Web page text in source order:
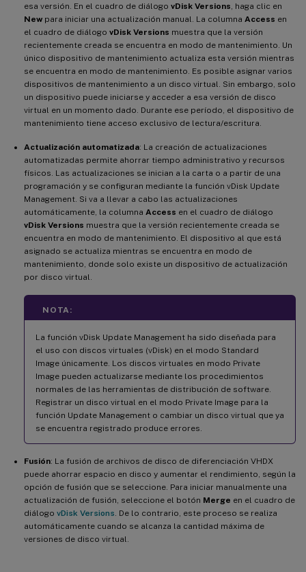
esa versión. En el cuadro de diálogo vDisk Versions , haga clic en
New para iniciar una actualización manual. La columna Access en
el cuadro de diálogo vDisk Versions muestra que la versión
recientemente creada se encuentra en modo de mantenimiento. Un
único dispositivo de mantenimiento actualiza esta versión mientras
se encuentra en modo de mantenimiento. Es posible asignar varios
dispositivos de mantenimiento a un disco virtual. Sin embargo, solo
un dispositivo puede iniciarse y acceder a esa versión de disco
virtual en un momento dado. Durante ese período, el dispositivo de
mantenimiento tiene acceso exclusivo de lectura/escritura.
Actualización automatizada: La creación de actualizaciones
automatizadas permite ahorrar tiempo administrativo y recursos
físicos. Las actualizaciones se inician a la carta o a partir de una
programación y se configuran mediante la función vDisk Update
Management. Si va a llevar a cabo las actualizaciones
automáticamente, la columna Access en el cuadro de diálogo
vDisk Versions muestra que la versión recientemente creada se
encuentra en modo de mantenimiento. El dispositivo al que está
asignado se actualiza mientras se encuentra en modo de
mantenimiento, donde solo existe un dispositivo de actualización
por disco virtual.
NOTA:
La función vDisk Update Management ha sido diseñada para
el uso con discos virtuales (vDisk) en el modo Standard
Image únicamente. Los discos virtuales en modo Private
Image pueden actualizarse mediante los procedimientos
normales de las herramientas de distribución de software.
Registrar un disco virtual en el modo Private Image para la
función Update Management o cambiar un disco virtual que ya
se encuentra registrado produce errores.
Fusión: La fusión de archivos de disco de diferenciación VHDX
puede ahorrar espacio en disco y aumentar el rendimiento, según la
opción de fusión que se seleccione. Para iniciar manualmente una
actualización de fusión, seleccione el botón Merge en el cuadro de
diálogo vDisk Versions . De lo contrario, este proceso se realiza
automáticamente cuando se alcanza la cantidad máxima de
versiones de disco virtual.